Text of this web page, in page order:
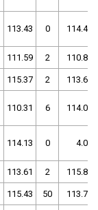
113.43 0 114.46
111.59 2 110.86
115.37 2 113.64
110.31 6 114.04
114.13 0 4.00
113.61 2 115.83
115.43 50 113.78